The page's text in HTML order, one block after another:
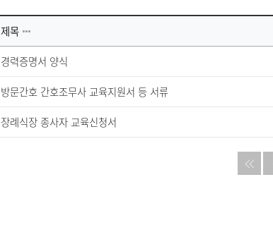
제목
경력증명서 양식
방문간호 간호조무사 교육지원서 등 서류
장례식장 종사자 교육신청서